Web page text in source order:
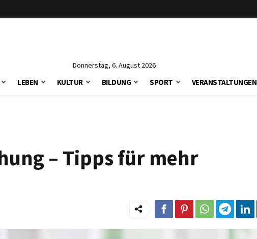
Donnerstag, 6. August 2026
LEBEN KULTUR BILDUNG SPORT VERANSTALTUNGEN
– Tipps für mehr